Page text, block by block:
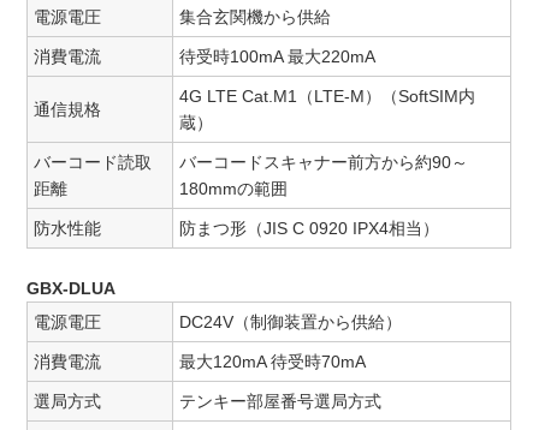
電源電圧
集合玄関機から供給
消費電流 待受時100mA 最大220mA
通信規格
4G LTE Cat.M1（LTE-M）（SoftSIM内
蔵）
バーコード読取
距離
バーコードスキャナー前方から約90～
180mmの範囲
防水性能 防まつ形（JIS C 0920 IPX4相当）
GBX-DLUA
電源電圧
DC24V（制御装置から供給）
消費電流 最大120mA 待受時70mA
選局方式 テンキー部屋番号選局方式